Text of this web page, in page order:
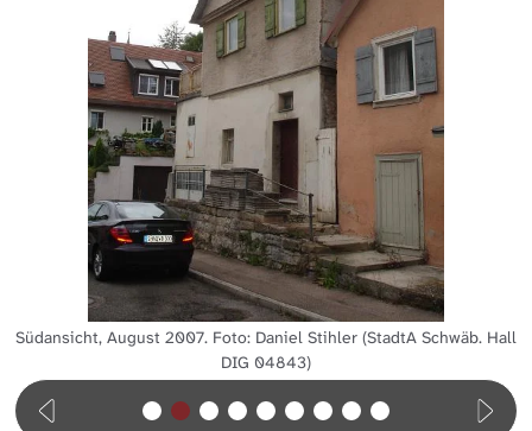
Südansicht, August 2007. Foto: Daniel Stihler (StadtA Schwäb. Hall
DIG 04843)